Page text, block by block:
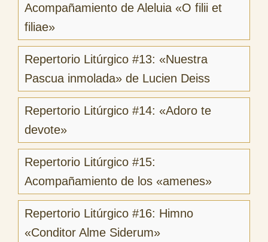
Acompañamiento de Aleluia «O filii et
filiae»
Repertorio Litúrgico #13: «Nuestra
Pascua inmolada» de Lucien Deiss
Repertorio Litúrgico #14: «Adoro te
devote»
Repertorio Litúrgico #15:
Acompañamiento de los «amenes»
Repertorio Litúrgico #16: Himno
«Conditor Alme Siderum»